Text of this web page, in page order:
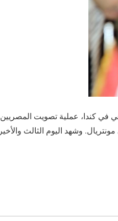
في كندا، عملية تصويت المصريين
في مونتريال. وشهد اليوم الثالث والأخير